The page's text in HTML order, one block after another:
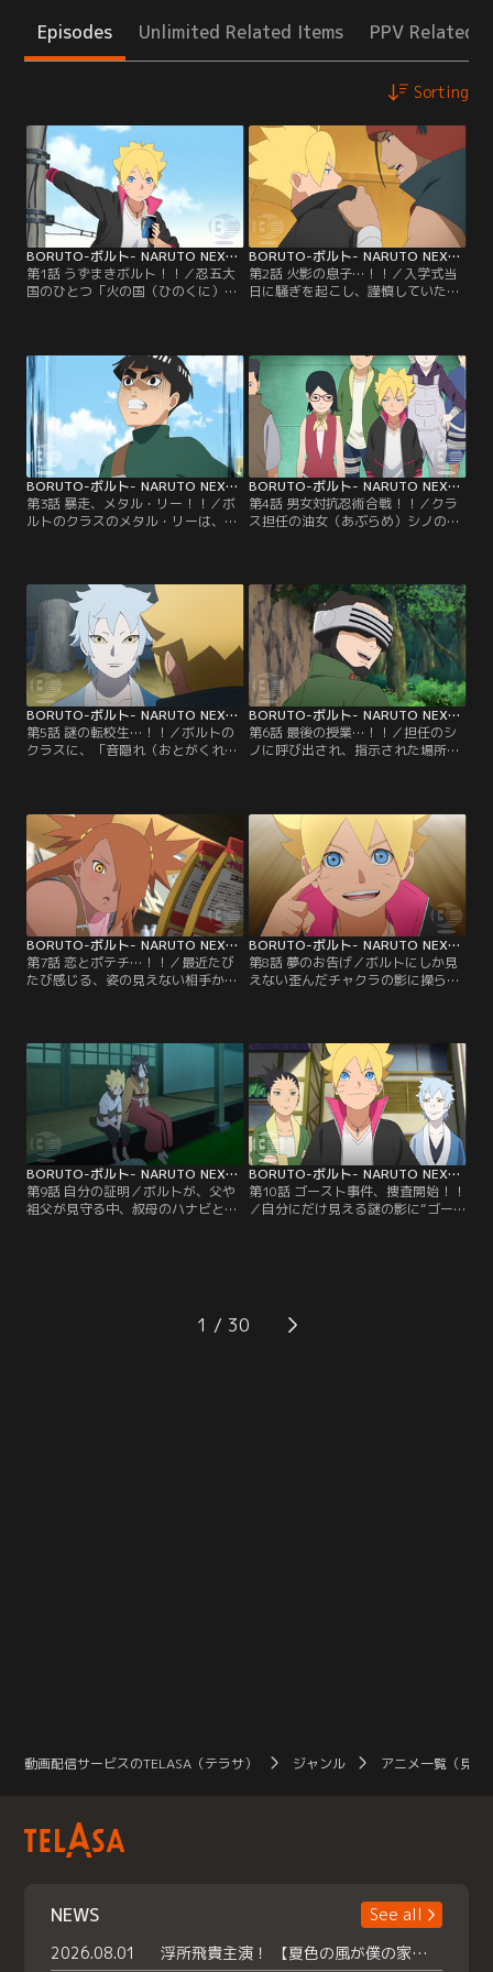
Episodes Unlimited Related Items PPV Related
Sorting
BORUTO-ボルト- NARUTO NEXT GENERATIONS 第001話
第1話 うずまきボルト！！／忍五大
国のひとつ「火の国（ひのくに）」
（ほかげ）・うずまきナルトを父に
持つ少年だ。ある日ボルトは、不良
たちに絡まれていた少年・雷門デン
キを助ける。力も気も弱いデンキ
は、不良たちばかりか自分の父親に
反発することもできないでいた…。
【提供：バンダイチャンネル】
BORUTO-ボルト- NARUTO NEXT GENERATIONS 第002話
第2話 火影の息子…！！／入学式当
日に騒ぎを起こし、謹慎していたボ
ルトがアカデミーに初登校した。だ
分を受けたボルトにクラスメイトの
目は冷たい。そんな中ボルトはクラ
スメイトのひとり、結乃（ゆいの）
イワベエにケンカを売られる。イワ
ベエは優れた戦闘センスを持ちなが
ら、素行の悪さが原因で…。【提
供：バンダイチャンネル】
BORUTO-ボルト- NARUTO NEXT GENERATIONS 第003話
第3話 暴走、メタル・リー！！／ボ
ルトのクラスのメタル・リーは、と
できなくなる。そんなメタルにある
日クラスメイトの奈良（なら）シカ
ダイが心無い一言を言ってしまう。
悪気はなかったシカダイだが、翌
日、怒ったメタルがシカダイに戦い
を仕掛け…。【提供：バンダイチャ
ンネル】
BORUTO-ボルト- NARUTO NEXT GENERATIONS 第004話
第4話 男女対抗忍術合戦！！／クラ
ス担任の油女（あぶらめ）シノの提
向かうボルトたち男子チームだが、
途中に仕掛けられたトラップや、う
ちはサラダ、秋道（あきみち）チョ
ウチョウを中心とした女子チームに
行く手を阻まれ大苦戦する…。【提
供：バンダイチャンネル】
BORUTO-ボルト- NARUTO NEXT GENERATIONS 第005話
第5話 謎の転校生…！！／ボルトの
クラスに、「音隠れ（おとがくれ）
しい問題をあっさり解いたりとただ
ならぬ才能を見せる。しかしミツキ
は何を考えているのかわからないと
ころがありボルトたちを困惑させて
ゆく。そんな中、校舎の修復工事を
していたひとりが急に…。【提供：
バンダイチャンネル】
BORUTO-ボルト- NARUTO NEXT GENERATIONS 第006話
第6話 最後の授業…！！／担任のシ
ノに呼び出され、指示された場所ま
んな三人に突然シノが襲い掛かる！
蟲（むし）を使った術を得意とする
油女一族のシノは、「奇壊蟲（きか
いちゅう）」を放ち容赦ない攻撃を
仕掛けてくる…。【提供：バンダイ
チャンネル】
BORUTO-ボルト- NARUTO NEXT GENERATIONS 第007話
第7話 恋とポテチ…！！／最近たび
たび感じる、姿の見えない相手から
人・隠蓑（かくれみの）マギレを捕
まえることに成功。だがマギレは、
実はチョウチョウのクラスの委員
長・筧（かけい）スミレのことが好
きでずっと彼女を見ていたのだっ
た…。【提供：バンダイチャンネ
ル】
BORUTO-ボルト- NARUTO NEXT GENERATIONS 第008話
第8話 夢のお告げ／ボルトにしか見
えない歪んだチャクラの影に操ら
ていた--。そんなある晩ボルトは、
謎の人物から不思議な瞳術（どうじ
ゅつ）を与えられる夢を見る。それ
により、母・ヒナタの家系、日向
（ひゅうが）一族特有の能力であ
る…。【提供：バンダイチャンネ
ル】
BORUTO-ボルト- NARUTO NEXT GENERATIONS 第009話
第9話 自分の証明／ボルトが、父や
祖父が見守る中、叔母のハナビと手
えていた歪んだチャクラのような影
はすべて錯覚だったのではないかと
BORUTO-ボルト- NARUTO NEXT GENERATIONS 第010話
第10話 ゴースト事件、捜査開始！！
／自分にだけ見える謎の影に“ゴー
自興味のある職場を見学するよう指
示。ボルトは、シカダイ、ミツキと
1
動画配信サービスのTELASA（テラサ） ジャンル アニメ一覧（見放
NEWS
See all
2026.08.01
浮所飛貴主演！ 【夏色の風が僕の家にやってきた】 本日よりテラサで独占配信スタート！